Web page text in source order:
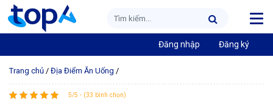
Đăng nhập Đăng ký
Trang chủ / Địa Điểm Ăn Uống /
5/5 - (33 bình chọn)